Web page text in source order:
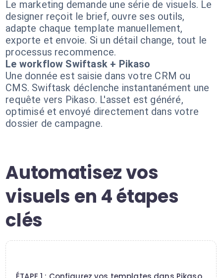
Le marketing demande une série de visuels. Le
designer reçoit le brief, ouvre ses outils,
adapte chaque template manuellement,
exporte et envoie. Si un détail change, tout le
processus recommence.
Le workflow Swiftask + Pikaso
Une donnée est saisie dans votre CRM ou
CMS. Swiftask déclenche instantanément une
requête vers Pikaso. L'asset est généré,
optimisé et envoyé directement dans votre
dossier de campagne.
Automatisez vos
visuels en 4 étapes
clés